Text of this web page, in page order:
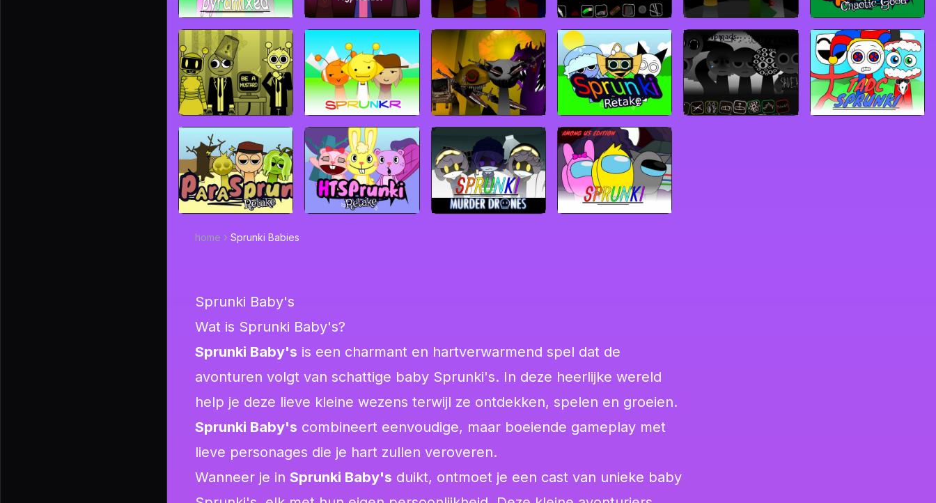
home Sprunki Babies
Sprunki Baby's
Wat is Sprunki Baby's?
Sprunki Baby's is een charmant en hartverwarmend spel dat de
avonturen volgt van schattige baby Sprunki's. In deze heerlijke wereld
help je deze lieve kleine wezens terwijl ze ontdekken, spelen en groeien.
Sprunki Baby's combineert eenvoudige, maar boeiende gameplay met
lieve personages die je hart zullen veroveren.
Wanneer je in Sprunki Baby's duikt, ontmoet je een cast van unieke baby